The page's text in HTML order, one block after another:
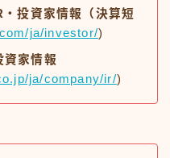
投資家情報（決算短
ja/investor/)
資家情報
ja/company/ir/)